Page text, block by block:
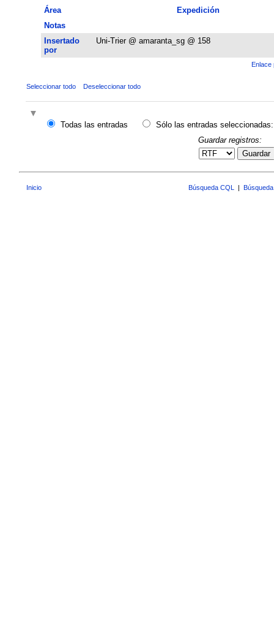
Área
Expedición
Notas
Insertado
por
Uni-Trier @ amaranta_sg @ 158
Enlace
Seleccionar todo Deseleccionar todo
Todas las entradas
Sólo las entradas seleccionadas:
Guardar registros:
Guardar
Inicio Búsqueda CQL